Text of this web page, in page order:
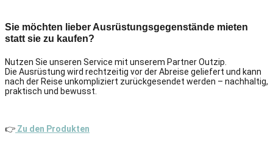
Sie möchten lieber Ausrüstungsgegenstände mieten
statt sie zu kaufen?
Nutzen Sie unseren Service mit unserem Partner Outzip.
Die Ausrüstung wird rechtzeitig vor der Abreise geliefert und kann
nach der Reise unkompliziert zurückgesendet werden – nachhaltig,
praktisch und bewusst.
👉 Zu den Produkten